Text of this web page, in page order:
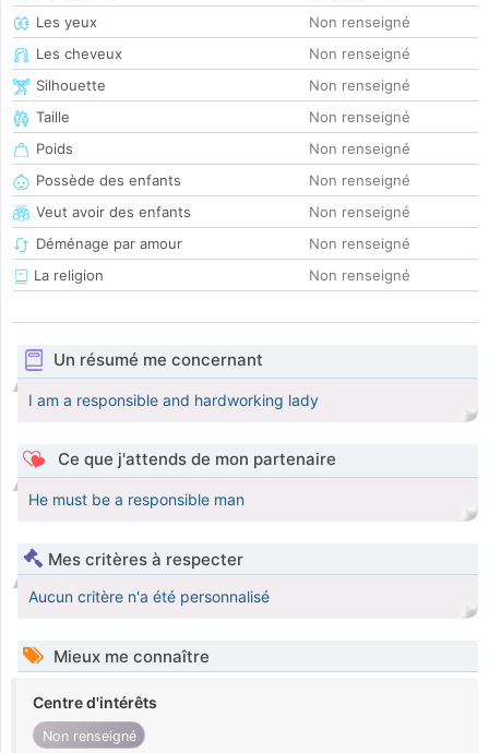
Les yeux
Non renseigné
Les cheveux
Non renseigné
Silhouette
Non renseigné
Taille
Non renseigné
Poids
Non renseigné
Possède des enfants
Non renseigné
Veut avoir des enfants
Non renseigné
Déménage par amour
Non renseigné
La religion
Non renseigné
Un résumé me concernant
I am a responsible and hardworking lady
Ce que j'attends de mon partenaire
He must be a responsible man
Mes critères à respecter
Aucun critère n'a été personnalisé
Mieux me connaître
Centre d'intérêts
Non renseigné